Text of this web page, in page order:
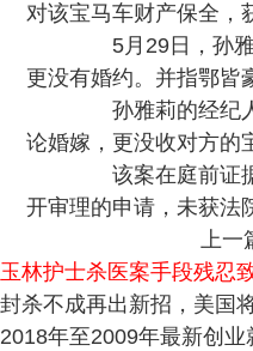
对该宝马车财产保全，
5月29日，孙雅
更没有婚约。并指鄂皆
孙雅莉的经纪人
论婚嫁，更没收对方的
该案在庭前证据
开审理的申请，未获法
上一
玉林护士杀医案手段残忍
封杀不成再出新招，美国
2018年至2009年最新创业